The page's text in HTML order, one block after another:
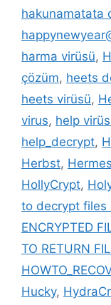
hakunamatata
harma virüsü,
çözüm, heets
heets virüsü,
virus, help
help_decrypt,
Herbst, Hermes
HollyCrypt,
to decrypt files
ENCRYPTED
TO RETURN
Hucky,